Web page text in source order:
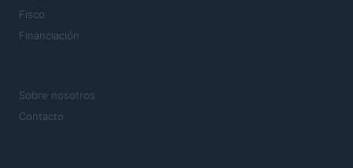
Fisco
Financiación
Sobre nosotros
Contacto